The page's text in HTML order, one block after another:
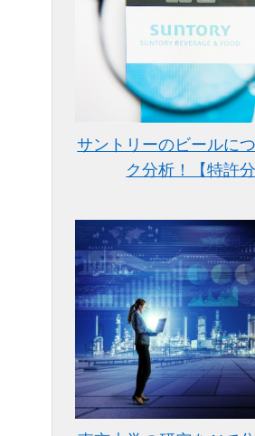
サントリーのビールに
ク分析！【特許分